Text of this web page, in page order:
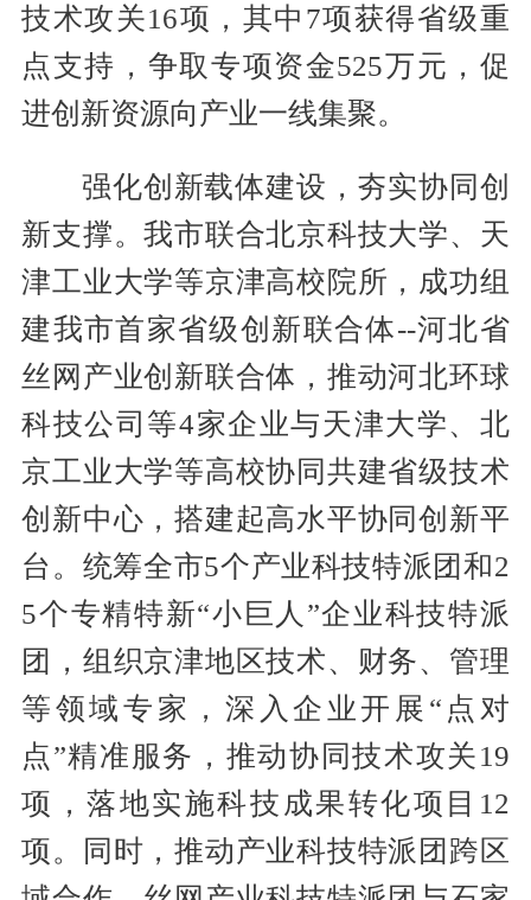
技术攻关16项，其中7项获得省级重
点支持，争取专项资金525万元，促
进创新资源向产业一线集聚。
强化创新载体建设，夯实协同创
新支撑。我市联合北京科技大学、天
津工业大学等京津高校院所，成功组
建我市首家省级创新联合体--河北省
丝网产业创新联合体，推动河北环球
科技公司等4家企业与天津大学、北
京工业大学等高校协同共建省级技术
创新中心，搭建起高水平协同创新平
台。统筹全市5个产业科技特派团和2
5个专精特新“小巨人”企业科技特派
团，组织京津地区技术、财务、管理
等领域专家，深入企业开展“点对
点”精准服务，推动协同技术攻关19
项，落地实施科技成果转化项目12
项。同时，推动产业科技特派团跨区